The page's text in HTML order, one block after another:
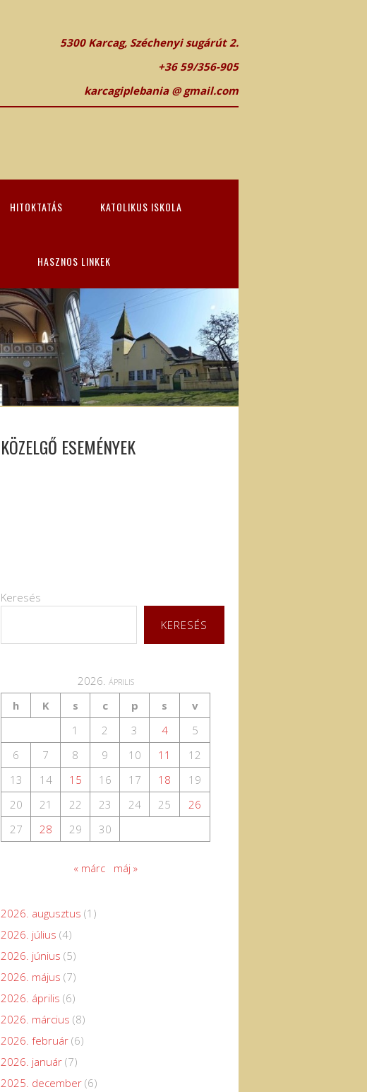
5300 Karcag, Széchenyi sugárút 2.
+36 59/356-905
karcagiplebania @ gmail.com
HITOKTATÁS KATOLIKUS ISKOLA
HASZNOS LINKEK
KÖZELGŐ ESEMÉNYEK
Keresés
KERESÉS
2026. április
h
K s c p s
v
1
2 3 4
5
6
7 8 9 10 11
12
13
14 15 16 17 18
19
20
21 22 23 24 25
26
27
28 29 30
« márc máj »
2026. augusztus (1)
2026. július (4)
2026. június (5)
2026. május (7)
2026. április (6)
2026. március (8)
2026. február (6)
2026. január (7)
2025. december (6)